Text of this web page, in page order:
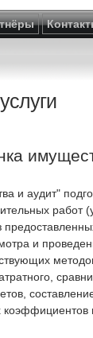
и аудит"
работ
и